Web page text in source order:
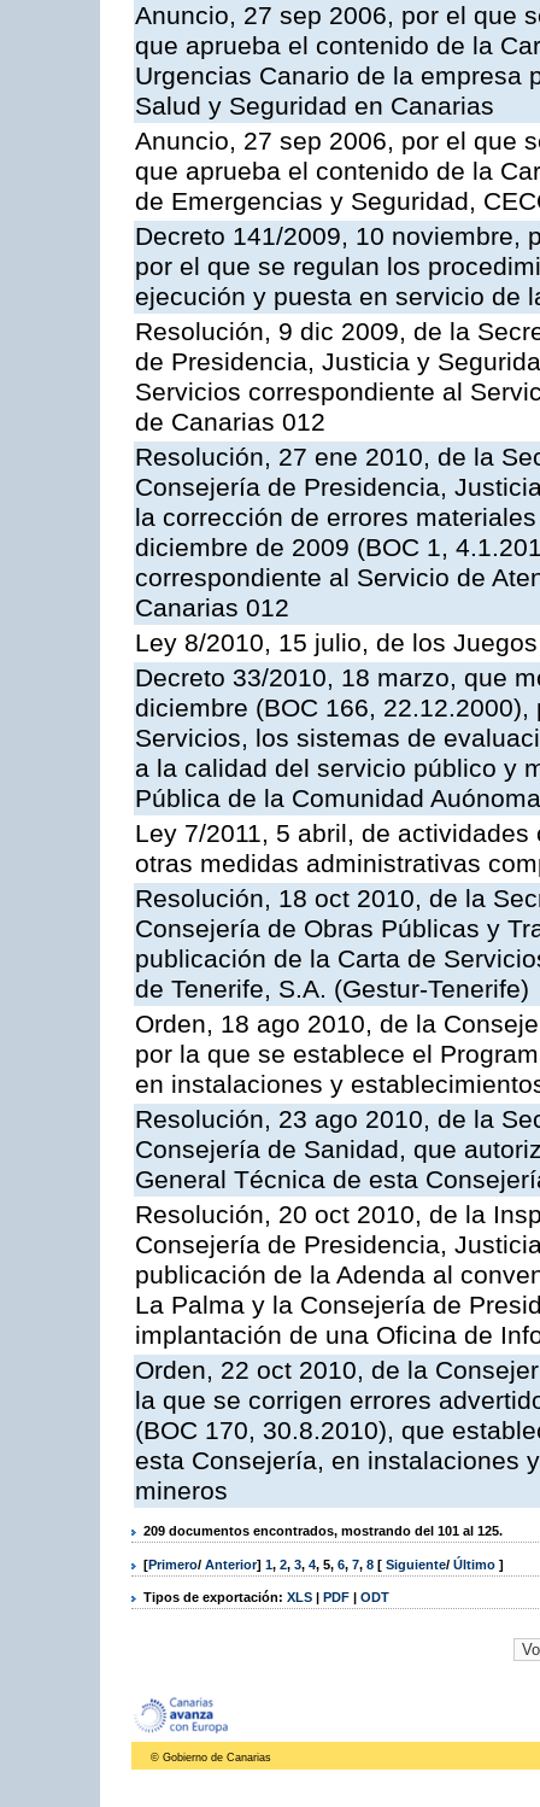
Anuncio, 27 sep 2006, por el que
que aprueba el contenido de la
Urgencias Canario de la empresa
Salud y Seguridad en Canarias
Anuncio, 27 sep 2006, por el que
que aprueba el contenido de la
de Emergencias y Seguridad,
Decreto 141/2009, 10 noviembre,
por el que se regulan los
ejecución y puesta en servicio de
Resolución, 9 dic 2009, de la
de Presidencia, Justicia y
Servicios correspondiente al
de Canarias 012
Resolución, 27 ene 2010, de la
Consejería de Presidencia,
la corrección de errores
diciembre de 2009 (BOC 1,
correspondiente al Servicio de
Canarias 012
Ley 8/2010, 15 julio, de los
Decreto 33/2010, 18 marzo, que
diciembre (BOC 166,
Servicios, los sistemas de
a la calidad del servicio público y
Pública de la Comunidad
Ley 7/2011, 5 abril, de
otras medidas administrativas
Resolución, 18 oct 2010, de la
Consejería de Obras Públicas y
publicación de la Carta de
de Tenerife, S.A. (Gestur-Tenerife)
Orden, 18 ago 2010, de la
por la que se establece el
en instalaciones y
Resolución, 23 ago 2010, de la
Consejería de Sanidad, que
General Técnica de esta
Resolución, 20 oct 2010, de la
Consejería de Presidencia,
publicación de la Adenda al
La Palma y la Consejería de
implantación de una Oficina de
Orden, 22 oct 2010, de la
la que se corrigen errores
(BOC 170, 30.8.2010), que
esta Consejería, en instalaciones
mineros
209 documentos encontrados, mostrando del 101 al 125.
[Primero/ Anterior] 1, 2, 3, 4, 5, 6, 7, 8 [ Siguiente/ Último ]
Tipos de exportación: XLS | PDF | ODT
© Gobierno de Canarias